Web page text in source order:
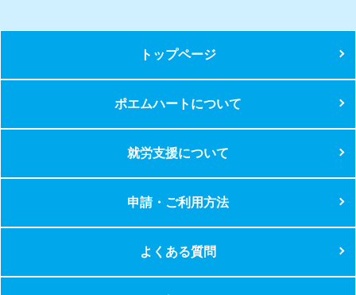
トップページ
ポエムハートについて
就労支援について
申請・ご利用方法
よくある質問